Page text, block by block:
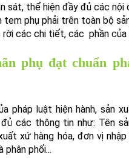
sát, thể hiện đầy đủ các nội
tem phụ phải trên toàn bộ
các chi tiết, các phần của
phụ đạt chuẩn
pháp luật hiện hành, sản
các thông tin như: Tên
xứ hàng hóa, đơn vị
phân phối...